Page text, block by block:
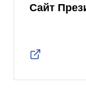
Сайт